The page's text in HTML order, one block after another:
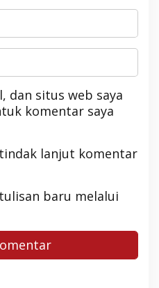
dan situs web saya
komentar saya
lanjut komentar
baru melalui